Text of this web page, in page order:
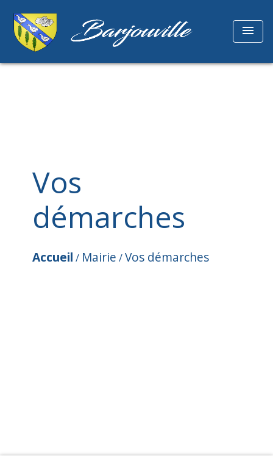
menu
Vos
démarches
Accueil / Mairie /Vos démarches